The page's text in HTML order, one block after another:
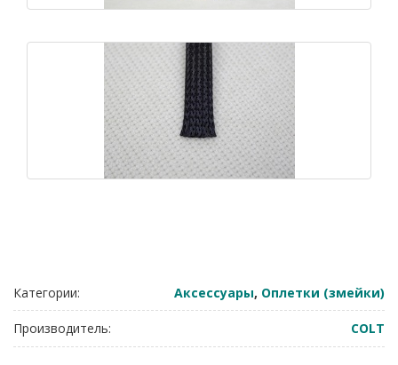
Категории: Аксессуары, Оплетки (змейки)
Производитель: COLT